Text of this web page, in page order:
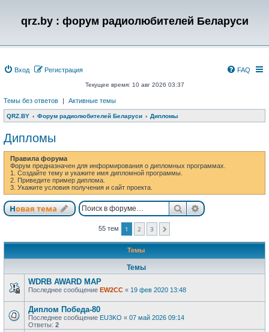
qrz.by : форум радиолюбителей Беларуси
Вход Регистрация FAQ
Текущее время: 10 авг 2026 03:37
Темы без ответов | Активные темы
QRZ.BY Форум радиолюбителей Беларуси Дипломы
Дипломы
Правила форума
Форум предназначен для информирования о дипломных программах.
1. Создайте тему и укажите имя дипломной программы.
2. Приведите пример диплома.
3. Укажите условия получения и сайт проекта.
Новая тема ПоискРасширенный
55 тем 1 2 3
Темы
Темы
WDRB AWARD MAP
Последнее сообщение EW2CC « 19 фев 2020 13:48
Диплом Победа-80
Последнее сообщение EU3KO « 07 май 2026 09:14
Ответы: 2